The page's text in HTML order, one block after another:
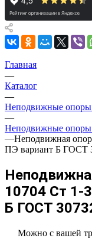
Главная
—
Каталог
—
Неподвижные
—
Неподвижные
—Неподвижная
ПЭ вариант Б ГОСТ
10704 Ст 1-
Б ГОСТ
Можно с вашей